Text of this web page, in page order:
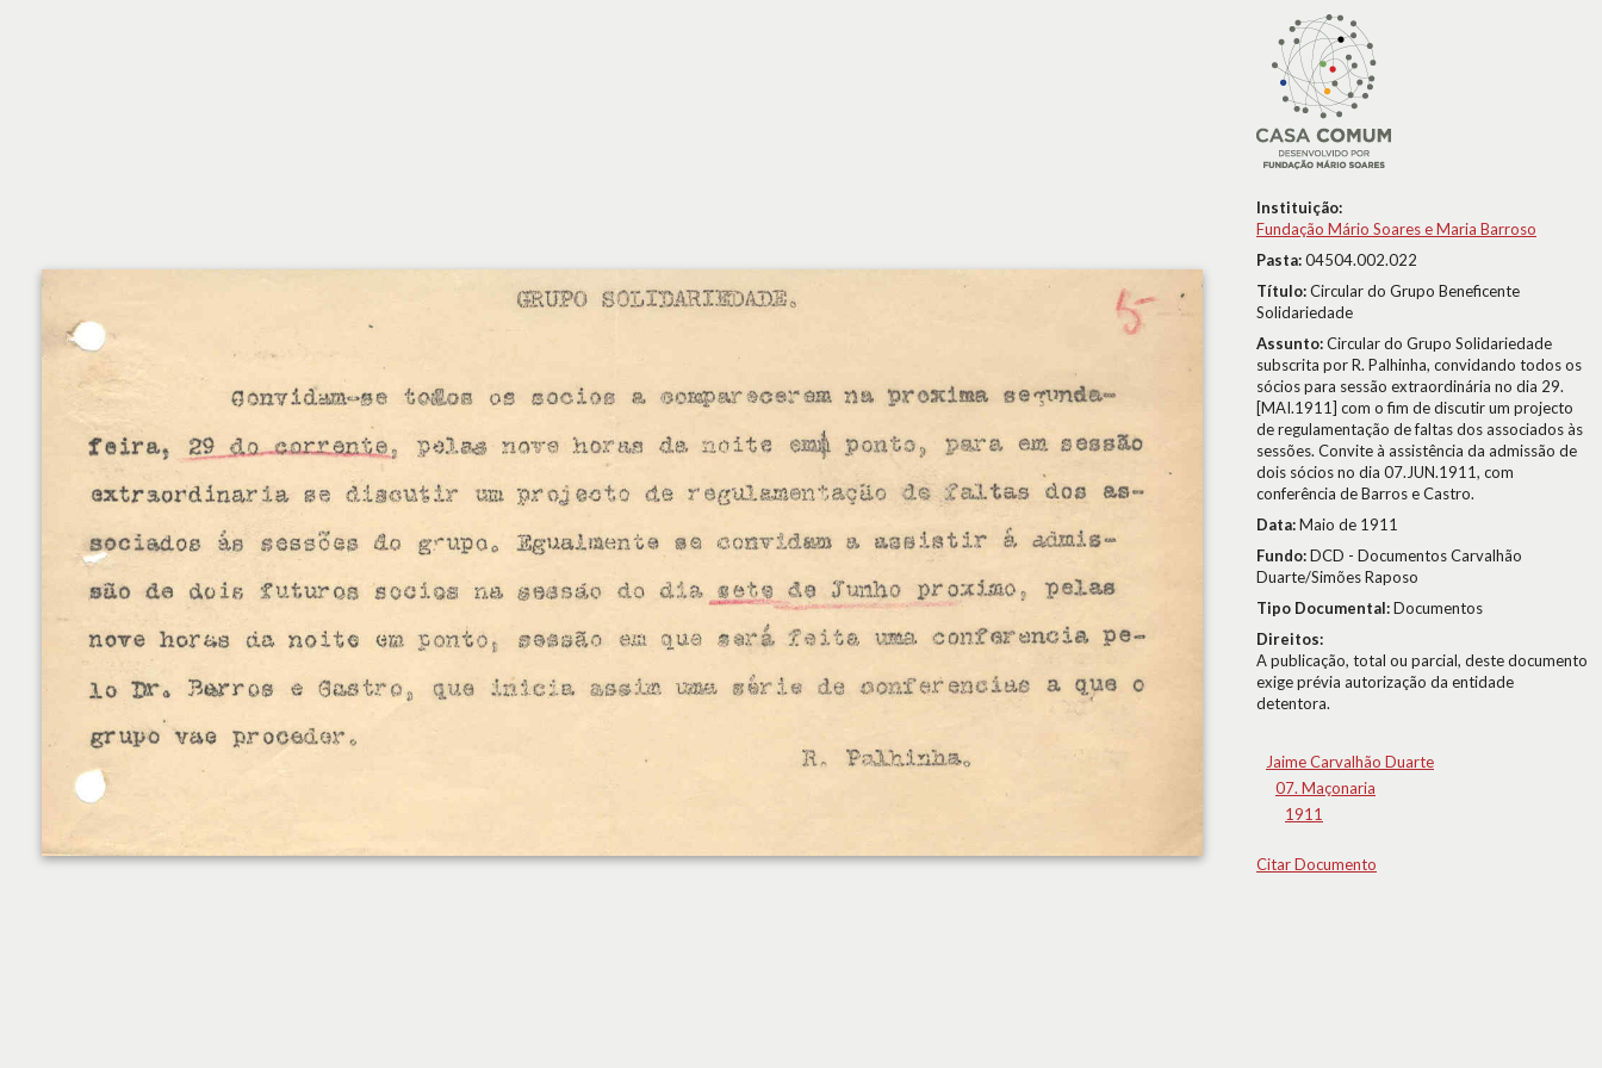
Instituição:
Fundação Mário Soares e Maria Barroso
Pasta:04504.002.022
Título:Circular do Grupo Beneficente
Solidariedade
Assunto:Circular do Grupo Solidariedade
subscrita por R. Palhinha, convidando todos os
sócios para sessão extraordinária no dia 29.
[MAI.1911] com o fim de discutir um projecto
de regulamentação de faltas dos associados às
sessões. Convite à assistência da admissão de
dois sócios no dia 07.JUN.1911, com
conferência de Barros e Castro.
Data:Maio de 1911
Fundo:DCD - Documentos Carvalhão
Duarte/Simões Raposo
Tipo Documental:Documentos
Direitos:
A publicação, total ou parcial, deste documento
exige prévia autorização da entidade
detentora.
Jaime Carvalhão Duarte
07. Maçonaria
1911
Citar Documento